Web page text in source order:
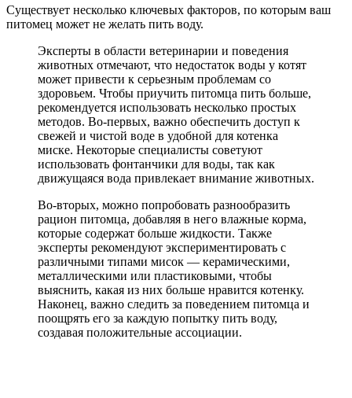
Существует несколько ключевых факторов, по которым ваш
питомец может не желать пить воду.
Эксперты в области ветеринарии и поведения
животных отмечают, что недостаток воды у котят
может привести к серьезным проблемам со
здоровьем. Чтобы приучить питомца пить больше,
рекомендуется использовать несколько простых
методов. Во-первых, важно обеспечить доступ к
свежей и чистой воде в удобной для котенка
миске. Некоторые специалисты советуют
использовать фонтанчики для воды, так как
движущаяся вода привлекает внимание животных.
Во-вторых, можно попробовать разнообразить
рацион питомца, добавляя в него влажные корма,
которые содержат больше жидкости. Также
эксперты рекомендуют экспериментировать с
различными типами мисок — керамическими,
металлическими или пластиковыми, чтобы
выяснить, какая из них больше нравится котенку.
Наконец, важно следить за поведением питомца и
поощрять его за каждую попытку пить воду,
создавая положительные ассоциации.